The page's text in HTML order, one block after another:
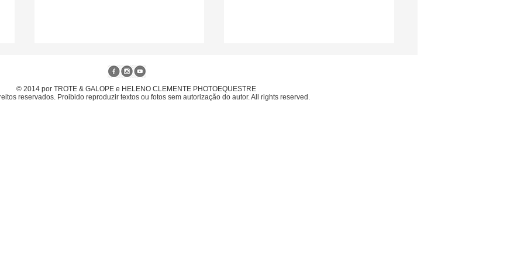
© 2014 por TROTE & GALOPE e HELENO CLEMENTE PHOTOEQUESTRE
reservados. Proibido reproduzir textos ou fotos sem autorização do autor. All rights reserved.